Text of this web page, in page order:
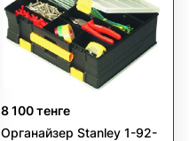
8 100 тенге
Органайзер Stanley 1-92-